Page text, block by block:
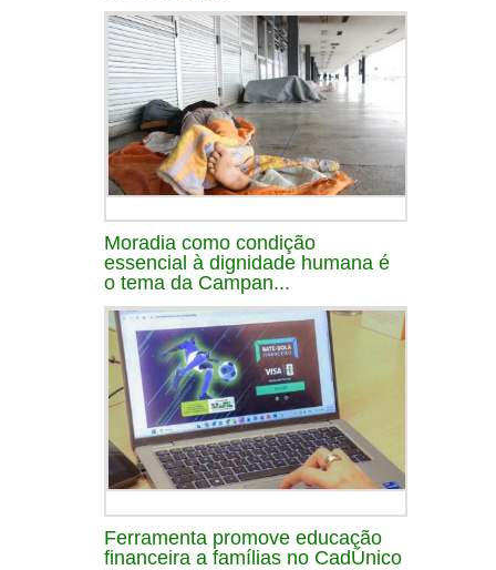
Moradia como condição
essencial à dignidade humana é
o tema da Campan...
Ferramenta promove educação
financeira a famílias no CadÚnico